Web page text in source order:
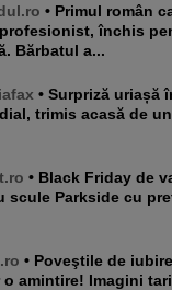
• Primul român campion mondial la
închis
Bărbatul a...
• Surpriză uriașă în tenis! Numărul 3
trimis acasă de
• Black Friday de vară la Kaufland:
scule Parkside cu
• Poveştile de iubire care au rămas
o amintire! Imagini